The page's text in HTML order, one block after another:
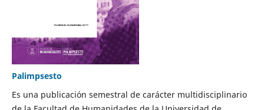
Palimpsesto
Es una publicación semestral de carácter multidisciplinario